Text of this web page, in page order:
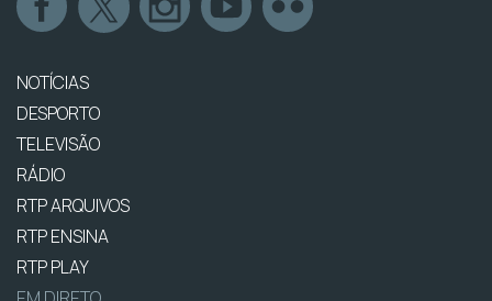
NOTÍCIAS
DESPORTO
TELEVISÃO
RÁDIO
RTP ARQUIVOS
RTP ENSINA
RTP PLAY